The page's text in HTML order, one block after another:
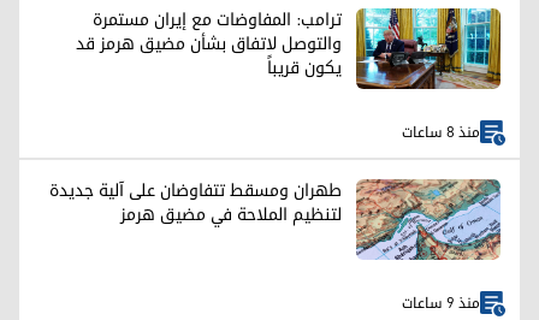
ترامب: المفاوضات مع إيران مستمرة
والتوصل لاتفاق بشأن مضيق هرمز قد
يكون قريباً
منذ 8 ساعات
طهران ومسقط تتفاوضان على آلية جديدة
لتنظيم الملاحة في مضيق هرمز
منذ 9 ساعات